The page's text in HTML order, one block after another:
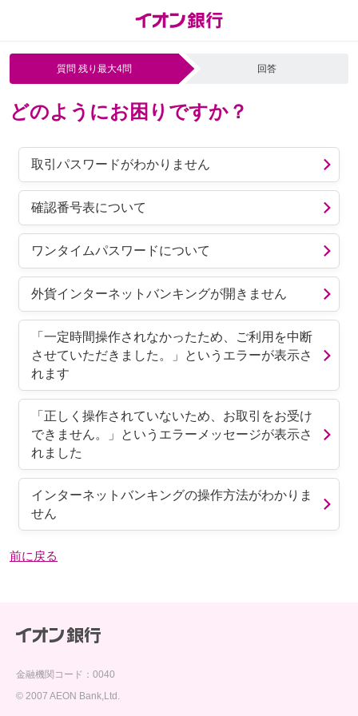
質問 残り最大4問 回答
どのようにお困りですか？
取引パスワードがわかりません
確認番号表について
ワンタイムパスワードについて
外貨インターネットバンキングが開きません
「一定時間操作されなかったため、ご利用を中断
させていただきました。」というエラーが表示さ
れます
「正しく操作されていないため、お取引をお受け
できません。」というエラーメッセージが表示さ
れました
インターネットバンキングの操作方法がわかりま
せん
前に戻る
金融機関コード：0040
© 2007 AEON Bank,Ltd.